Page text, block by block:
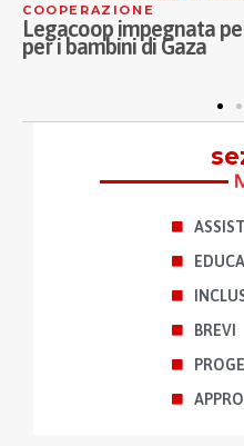
ASSISTENZA
Continua la
Musici di Parma e
anziani delle CRA
BREVI